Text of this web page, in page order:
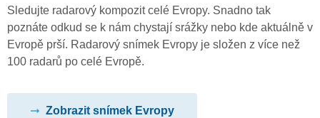
Sledujte radarový kompozit celé Evropy. Snadno tak
poznáte odkud se k nám chystají srážky nebo kde aktuálně v
Evropě prší. Radarový snímek Evropy je složen z více než
100 radarů po celé Evropě.
Zobrazit snímek Evropy